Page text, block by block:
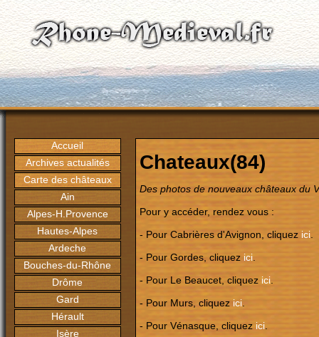
Accueil
Archives actualités
Carte des châteaux
Ain
Alpes-H.Provence
Hautes-Alpes
Ardeche
Bouches-du-Rhône
Drôme
Gard
Hérault
Isère
Chateaux(84)
Des photos de nouveaux châteaux du
Pour y accéder, rendez vous :
- Pour Cabrières d'Avignon, cliquez ici
- Pour Gordes, cliquez ici
- Pour Le Beaucet, cliquez ici
- Pour Murs, cliquez ici
- Pour Vénasque, cliquez ici